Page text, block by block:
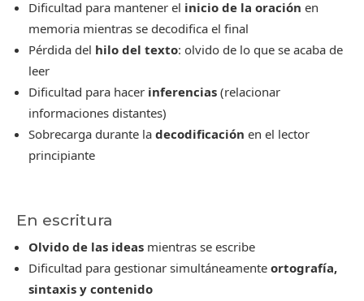
Dificultad para mantener el inicio de la oración en
memoria mientras se decodifica el final
Pérdida del hilo del texto: olvido de lo que se acaba de
leer
Dificultad para hacer inferencias (relacionar
informaciones distantes)
Sobrecarga durante la decodificación en el lector
principiante
En escritura
Olvido de las ideas mientras se escribe
Dificultad para gestionar simultáneamente ortografía,
sintaxis y contenido